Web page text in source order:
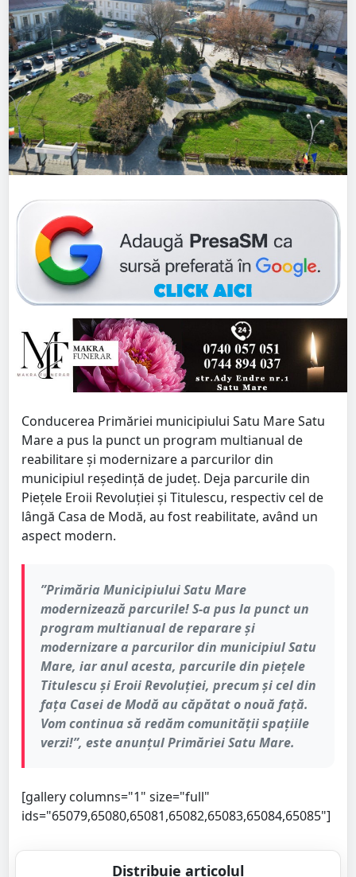
Conducerea Primăriei municipiului Satu Mare Satu
Mare a pus la punct un program multianual de
reabilitare și modernizare a parcurilor din
municipiul reședință de județ. Deja parcurile din
Piețele Eroii Revoluției și Titulescu, respectiv cel de
lângă Casa de Modă, au fost reabilitate, având un
aspect modern.
”Primăria Municipiului Satu Mare
modernizează parcurile! S-a pus la punct un
program multianual de reparare și
modernizare a parcurilor din municipiul Satu
Mare, iar anul acesta, parcurile din piețele
Titulescu și Eroii Revoluției, precum și cel din
fața Casei de Modă au căpătat o nouă față.
Vom continua să redăm comunității spațiile
verzi!”, este anunțul Primăriei Satu Mare.
[gallery columns="1" size="full"
ids="65079,65080,65081,65082,65083,65084,65085"]
Distribuie articolul